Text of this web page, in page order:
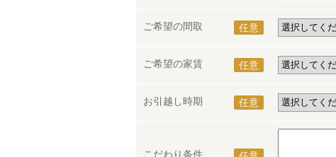
ご希望の間取 任意
ご希望の家賃 任意
お引越し時期 任意
こだわり条件